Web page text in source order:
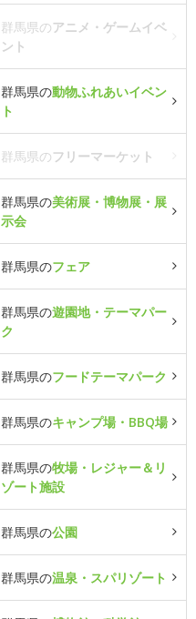
群馬県のアニメ・ゲームイベ
ント
群馬県の動物ふれあいイベン
ト
群馬県のフリーマーケット
群馬県の美術展・博物展・展
示会
群馬県のフェア
群馬県の遊園地・テーマパー
ク
群馬県のフードテーマパーク
群馬県のキャンプ場・BBQ場
群馬県の牧場・レジャー＆リ
ゾート施設
群馬県の公園
群馬県の温泉・スパリゾート